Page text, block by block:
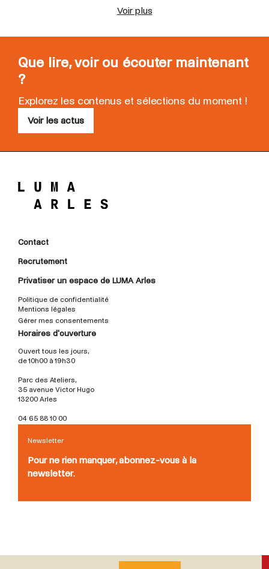
Voir plus
Que lire, voir ou écouter maintenant
?
Explorez les contenus et sélections du moment !
Voir les actus
Contact
Recrutement
Privatiser un espace de LUMA Arles
Politique de confidentialité
Mentions légales
Gérer mes consentements
Horaires d'ouverture
Ouvert tous les jours,
de 10h00 à 19h30
Parc des Ateliers,
35 avenue Victor Hugo
13200 Arles
04 65 88 10 00
Newsletter
Pour ne rien manquer, abonnez-vous à la
newsletter.